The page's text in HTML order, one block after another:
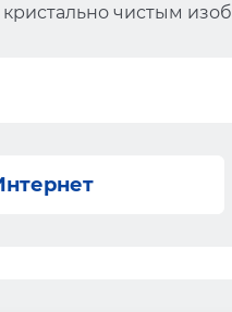
кристально чистым